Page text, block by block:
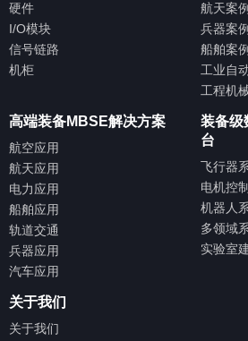
硬件
I/O模块
信号链路
机柜
航天案例
兵器案例
船舶案例
工业自
工程机
高端装备MBSE解决方案
航空应用
航天应用
电力应用
船舶应用
轨道交通
兵器应用
汽车应用
装备级
台
飞行器
电机控
机器人
多领域
实验室
关于我们
关于我们